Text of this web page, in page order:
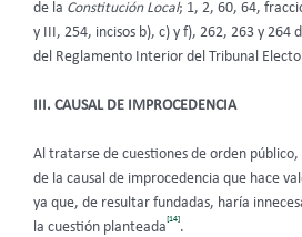
de la Constitución Local; 1, 2, 60, 64,
y III, 254, incisos b), c) y f), 262, 263 y 264
del Reglamento Interior del Tribunal
III. CAUSAL DE IMPROCEDENCIA
Al tratarse de cuestiones de orden
de la causal de improcedencia que hace
ya que, de resultar fundadas, haría
la cuestión planteada
[14]
.